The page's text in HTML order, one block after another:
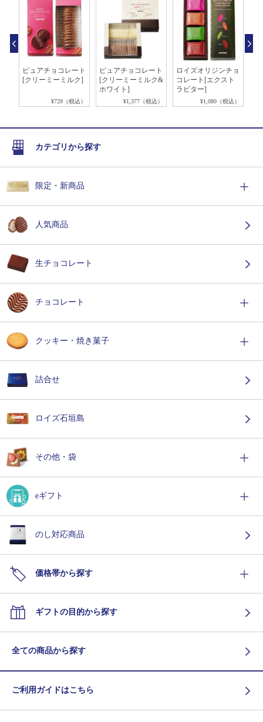
ピュアチョコレート
[クリーミーミルク]
¥729（税込）
ピュアチョコレート
[クリーミーミルク&
ホワイト]
¥1,377（税込）
ロイズオリジンチョ
コレート[エクスト
ラビター]
¥1,080（税込）
カテゴリから探す
限定・新商品
人気商品
生チョコレート
チョコレート
クッキー・焼き菓子
詰合せ
ロイズ石垣島
その他・袋
eギフト
のし対応商品
価格帯から探す
ギフトの目的から探す
全ての商品から探す
ご利用ガイドはこちら